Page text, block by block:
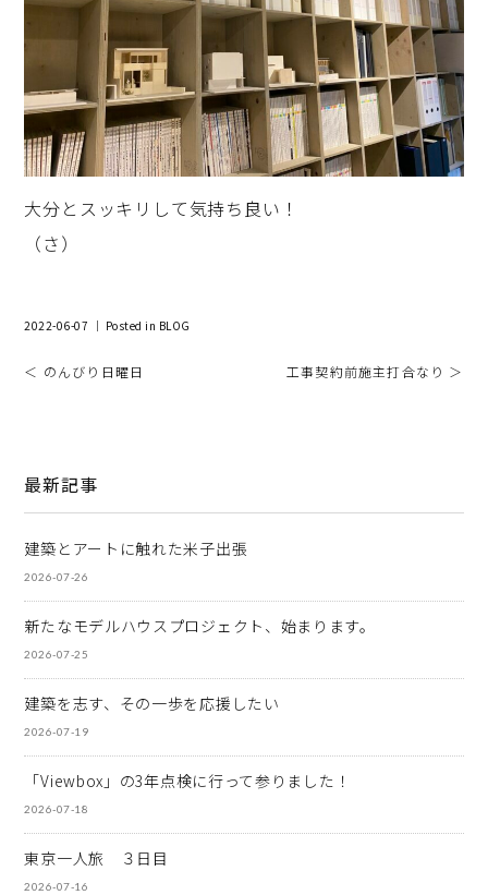
大分とスッキリして気持ち良い！
（さ）
2022-06-07 ｜ Posted in BLOG
＜ のんびり日曜日 工事契約前施主打合なり ＞
最新記事
建築とアートに触れた米子出張
2026-07-26
新たなモデルハウスプロジェクト、始まります。
2026-07-25
建築を志す、その一歩を応援したい
2026-07-19
「Viewbox」の3年点検に行って参りました！
2026-07-18
東京一人旅 ３日目
2026-07-16